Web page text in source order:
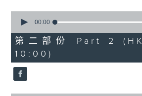
seconds
56
minutes,
9
seconds
00:00
第二部份 Part 2
10:00)